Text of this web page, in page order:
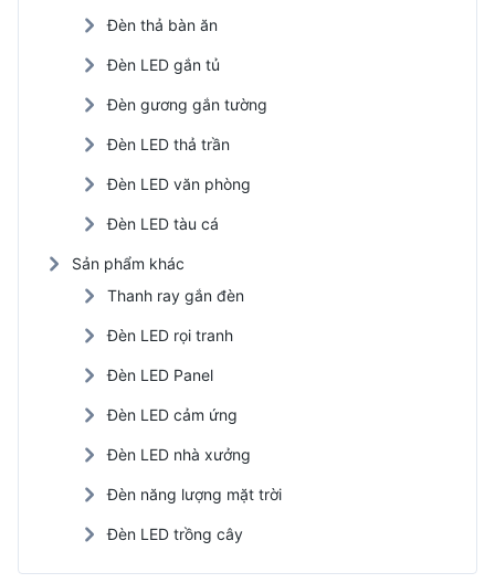
Đèn thả bàn ăn
Đèn LED gắn tủ
Đèn gương gắn tường
Đèn LED thả trần
Đèn LED văn phòng
Đèn LED tàu cá
Sản phẩm khác
Thanh ray gắn đèn
Đèn LED rọi tranh
Đèn LED Panel
Đèn LED cảm ứng
Đèn LED nhà xưởng
Đèn năng lượng mặt trời
Đèn LED trồng cây